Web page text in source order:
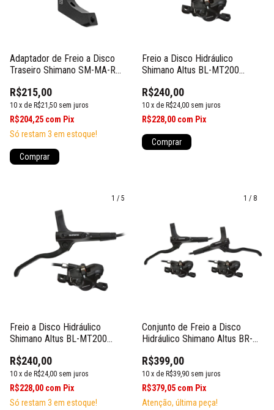
Adaptador de Freio a Disco
Traseiro Shimano SM-MA-R
R$215,00
10 x de R$21,50 sem juros
R$204,25 com Pix
Só restam 3 em estoque!
Freio a Disco Hidráulico
Shimano Altus BL-MT200
R$240,00
10 x de R$24,00 sem juros
R$228,00 com Pix
1 / 5
Freio a Disco Hidráulico
Shimano Altus BL-MT200
R$240,00
10 x de R$24,00 sem juros
R$228,00 com Pix
Só restam 3 em estoque!
1 / 8
Conjunto de Freio a Disco
Hidráulico Shimano Altus BR-
R$399,00
10 x de R$39,90 sem juros
R$379,05 com Pix
Atenção, última peça!